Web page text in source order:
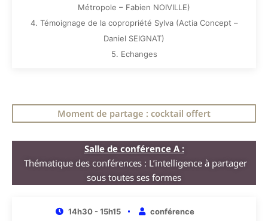
Métropole – Fabien NOIVILLE)
4. Témoignage de la copropriété Sylva (Actia Concept –
Daniel SEIGNAT)
5. Echanges
Moment de partage : cocktail offert
Salle de conférence A :
Thématique des conférences : L’intelligence à partager
sous toutes ses formes
14h30 - 15h15 conférence